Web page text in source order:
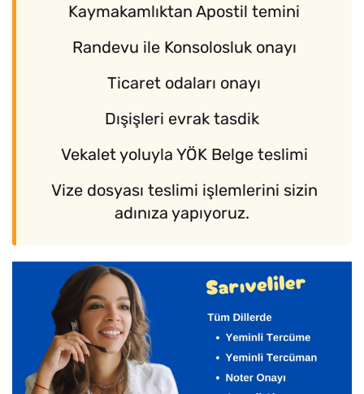
Kaymakamlıktan Apostil temini
Randevu ile Konsolosluk onayı
Ticaret odaları onayı
Dışişleri evrak tasdik
Vekalet yoluyla YÖK Belge teslimi
Vize dosyası teslimi işlemlerini sizin
adınıza yapıyoruz.